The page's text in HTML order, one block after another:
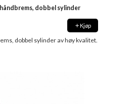
dobbel sylinder
Kjøp
dobbel sylinder av høy kvalitet.